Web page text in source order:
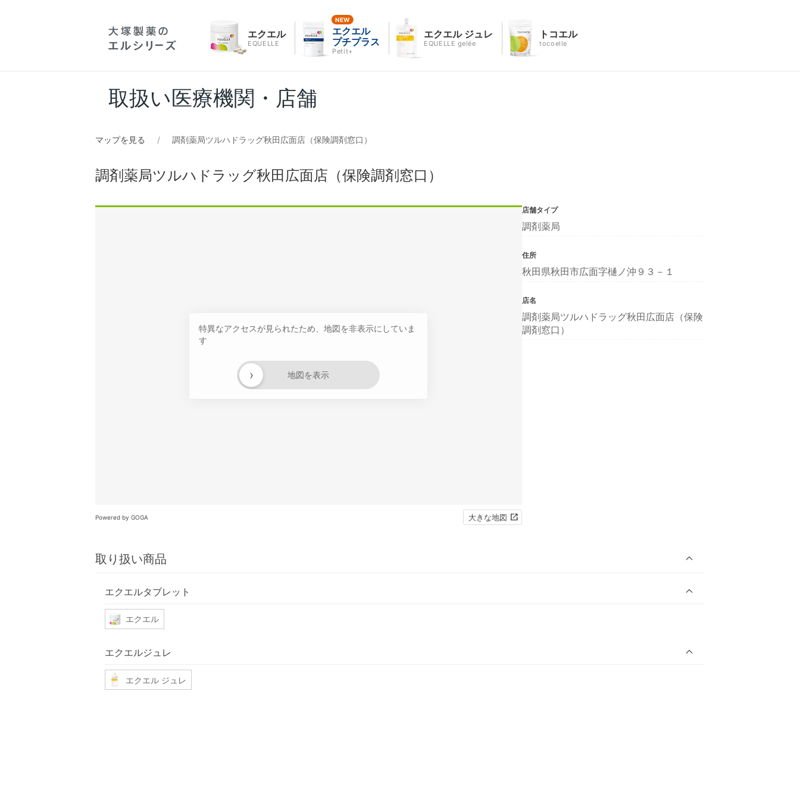
エクエル
EQUELLE
エクエル
プチプラス
Petit+
エクエル ジュレ
EQUELLE gelée
トコエル
tocoelle
取扱い医療機関・店舗
マップを見る 調剤薬局ツルハドラッグ秋田広面店（保険調剤窓口）
調剤薬局ツルハドラッグ秋田広面店（保険調剤窓口）
特異なアクセスが見られたため、地図を非表示にしていま
す
地図を表示
›
Powered by GOGA 大きな地図
取り扱い商品
エクエルタブレット
エクエル
エクエルジュレ
エクエル ジュレ
店舗タイプ
調剤薬局
住所
秋田県秋田市広面字樋ノ沖９３－１
店名
調剤薬局ツルハドラッグ秋田広面店（保険
調剤窓口）